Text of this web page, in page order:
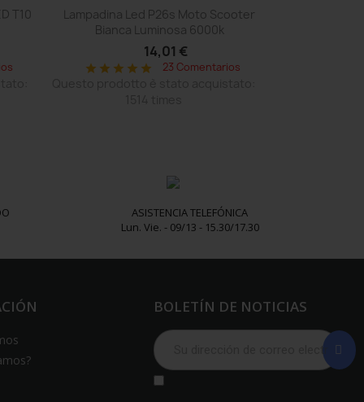
T10
 Vista rápida
Lampadina Led P26s Moto Scooter
Bianca Luminosa 6000k
14,01 €
star star star star star 23 Comentarios
ASISTENCIA TELEFÓNICA
Lun. Vie. - 09/13 - 15.30/17.30
BOLETÍN DE NOTICIAS